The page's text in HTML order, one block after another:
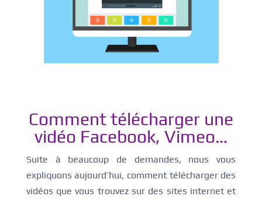
Comment télécharger une
vidéo Facebook, Vimeo…
Suite à beaucoup de demandes, nous vous
expliquons aujourd’hui, comment télécharger des
vidéos que vous trouvez sur des sites internet et